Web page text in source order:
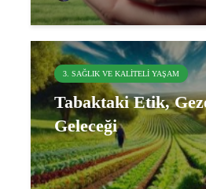
3. SAĞLIK VE KALITELI YAŞAM
Tabaktaki Etik,
Geleceği